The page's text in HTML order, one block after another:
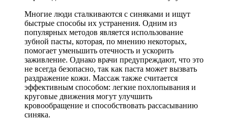
Многие люди сталкиваются с синяками и ищут
быстрые способы их устранения. Одним из
популярных методов является использование
зубной пасты, которая, по мнению некоторых,
помогает уменьшить отечность и ускорить
заживление. Однако врачи предупреждают, что это
не всегда безопасно, так как паста может вызвать
раздражение кожи. Массаж также считается
эффективным способом: легкие похлопывания и
круговые движения могут улучшить
кровообращение и способствовать рассасыванию
синяка.